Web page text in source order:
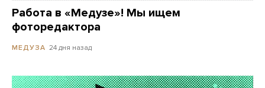
Работа в «Медузе»! Мы ищем
фоторедактора
МЕДУЗА 24 дня назад